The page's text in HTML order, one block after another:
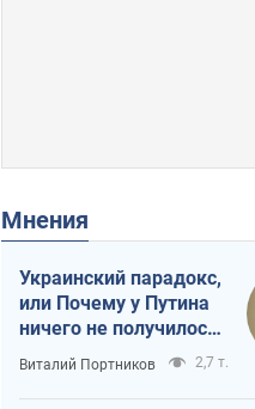
Мнения
Украинский парадокс,
или Почему у Путина
ничего не получилось
с Украиной
Виталий Портников 2,7 т.